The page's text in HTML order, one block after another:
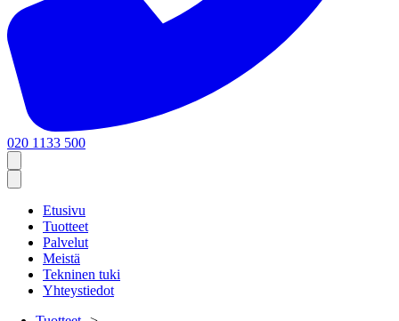
020 1133 500
Etusivu
Tuotteet
Palvelut
Meistä
Tekninen tuki
Yhteystiedot